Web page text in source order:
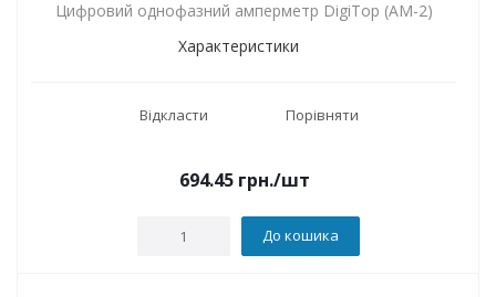
Цифровий однофазний амперметр DigiTop (АМ-2)
Характеристики
Відкласти Порівняти
694.45грн./шт
До кошика